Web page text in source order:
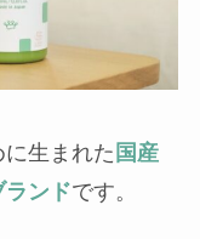
生まれた 国産
ンドです。